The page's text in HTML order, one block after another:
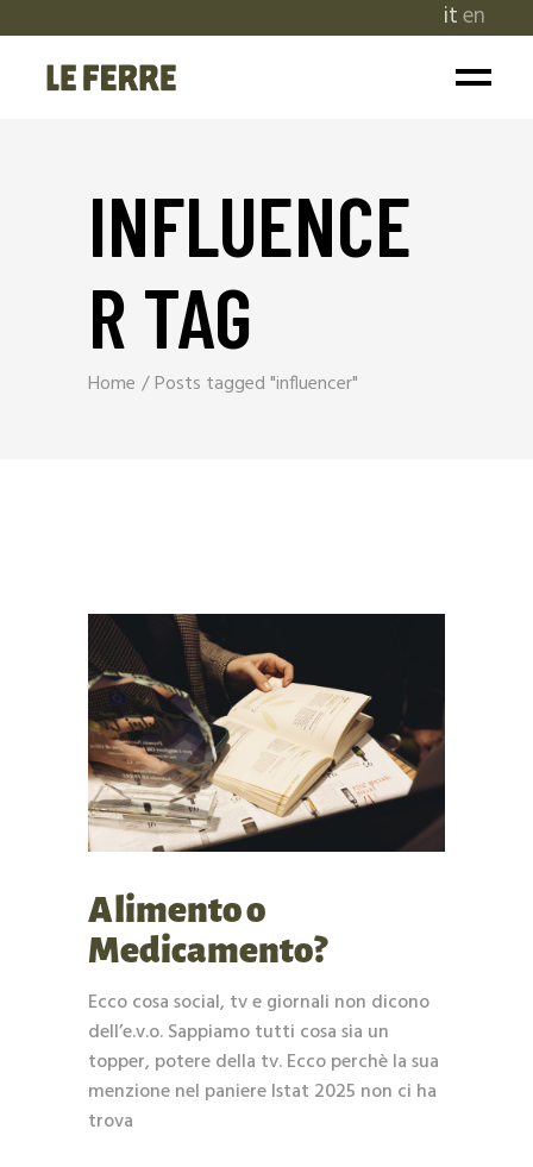
iten
INFLUENCE
R TAG
Home Posts tagged "influencer"
Alimento o
Medicamento?
Ecco cosa social, tv e giornali non dicono
dell’e.v.o. Sappiamo tutti cosa sia un
topper, potere della tv. Ecco perchè la sua
menzione nel paniere Istat 2025 non ci ha
trova